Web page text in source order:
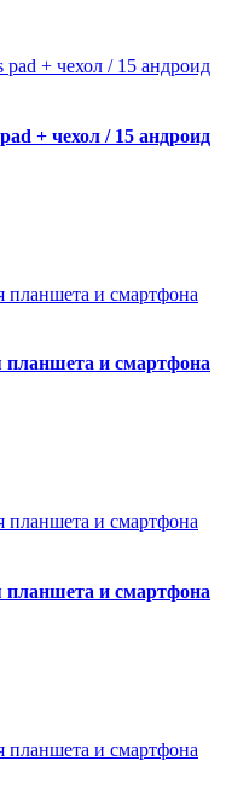
+ чехол / 15 андроид
и смартфона
и смартфона